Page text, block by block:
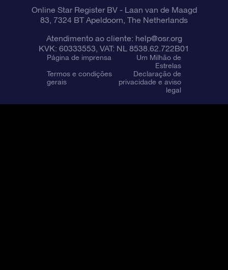
Online Star Register BV- Laan van de Maagd
83, 7324 BT Apeldoorn, The Netherlands
Atendimento ao cliente: help@osr.org
KVK: 60333553, VAT: NL 8538.62.722B01
Página de imprensa
Um Milhão de
Estrelas
Termos e condições
gerais
Declaração de
privacidade e aviso
legal